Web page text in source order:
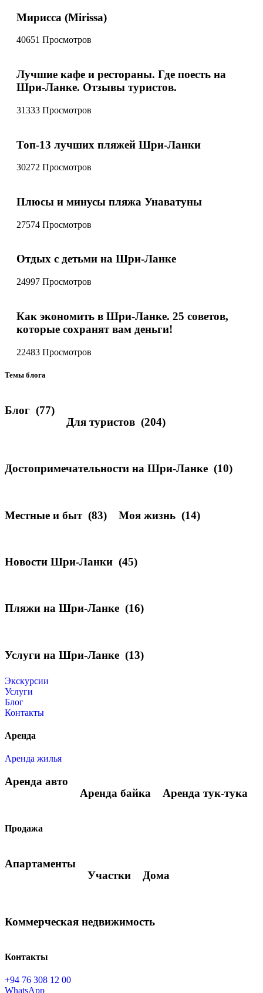
Мирисса (Mirissa)
40651 Просмотров
Лучшие кафе и рестораны. Где поесть на
Шри-Ланке. Отзывы туристов.
31333 Просмотров
Топ-13 лучших пляжей Шри-Ланки
30272 Просмотров
Плюсы и минусы пляжа Унаватуны
27574 Просмотров
Отдых с детьми на Шри-Ланке
24997 Просмотров
Как экономить в Шри-Ланке. 25 советов,
которые сохранят вам деньги!
22483 Просмотров
Темы блога
Блог (77)
Для туристов (204)
Достопримечательности на Шри-Ланке (10)
Местные и быт (83) Моя жизнь (14)
Новости Шри-Ланки (45)
Пляжи на Шри-Ланке (16)
Услуги на Шри-Ланке (13)
Экскурсии
Услуги
Блог
Контакты
Аренда
Аренда жилья
Аренда авто
Аренда байка
Аренда тук-тука
Продажа
Апартаменты
Участки
Дома
Коммерческая недвижимость
Контакты
+94 76 308 12 00
WhatsApp